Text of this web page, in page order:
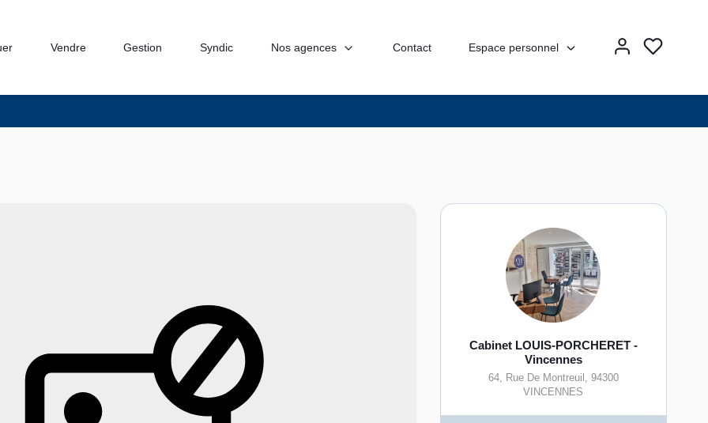
Vendre Gestion Syndic Nos agences Contact Espace personnel
Cabinet LOUIS-PORCHERET -
Vincennes
64, Rue De Montreuil , 94300
VINCENNES